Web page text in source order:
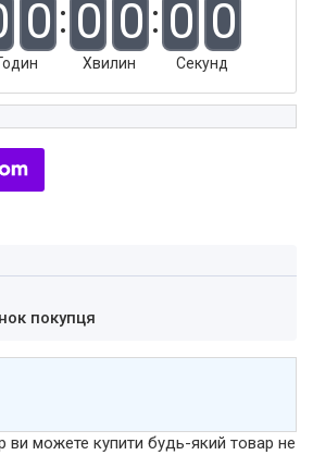
0 0 0
Хвилин
0 0
Секунд
покупця
ви можете купити будь-який товар не